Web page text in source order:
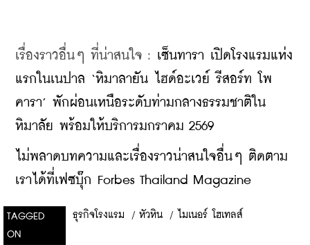
เรื่องราวอื่นๆ ที่น่าสนใจ : เซ็นทารา เปิดโรงแรมแห่ง
แรกในเนปาล ‘หิมาลายัน ไฮด์อะเวย์ รีสอร์ท โพ
คารา’ พักผ่อนเหนือระดับท่ามกลางธรรมชาติใน
หิมาลัย พร้อมให้บริการมกราคม 2569
ไม่พลาดบทความและเรื่องราวน่าสนใจอื่นๆ ติดตาม
เราได้ที่เฟซบุ๊ก Forbes Thailand Magazine
TAGGED
ON
ธุรกิจโรงแรม / หัวหิน / ไมเนอร์ โฮเทลส์